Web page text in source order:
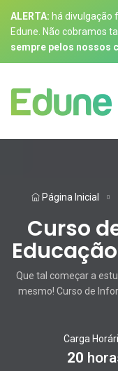
ALERTA: há divulgação
Edune. Não cobramos
sempre pelos nossos
Página Inicial
Curso
Que tal começar a
mesmo! Curso de
Carga
20